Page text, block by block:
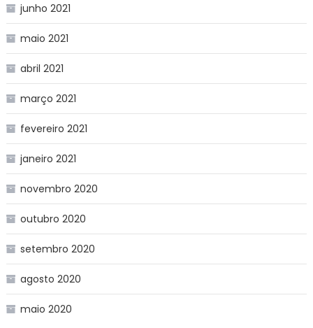
junho 2021
maio 2021
abril 2021
março 2021
fevereiro 2021
janeiro 2021
novembro 2020
outubro 2020
setembro 2020
agosto 2020
maio 2020